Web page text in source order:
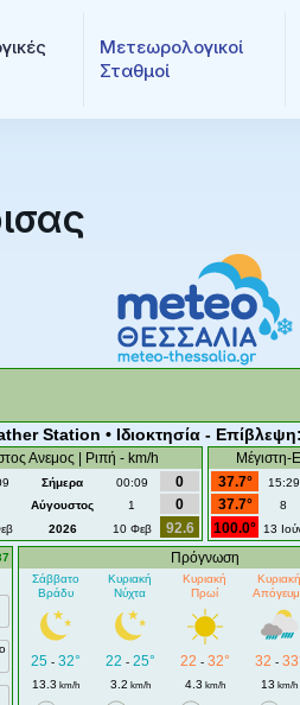
Μετεωρολογικοί
Σταθμοί